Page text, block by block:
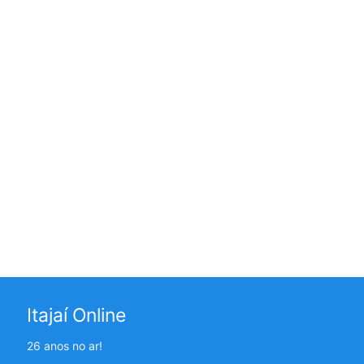
Itajaí Online
26 anos no ar!